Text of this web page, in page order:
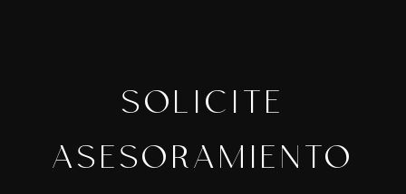
SOLICITE
ASESORAMIENTO